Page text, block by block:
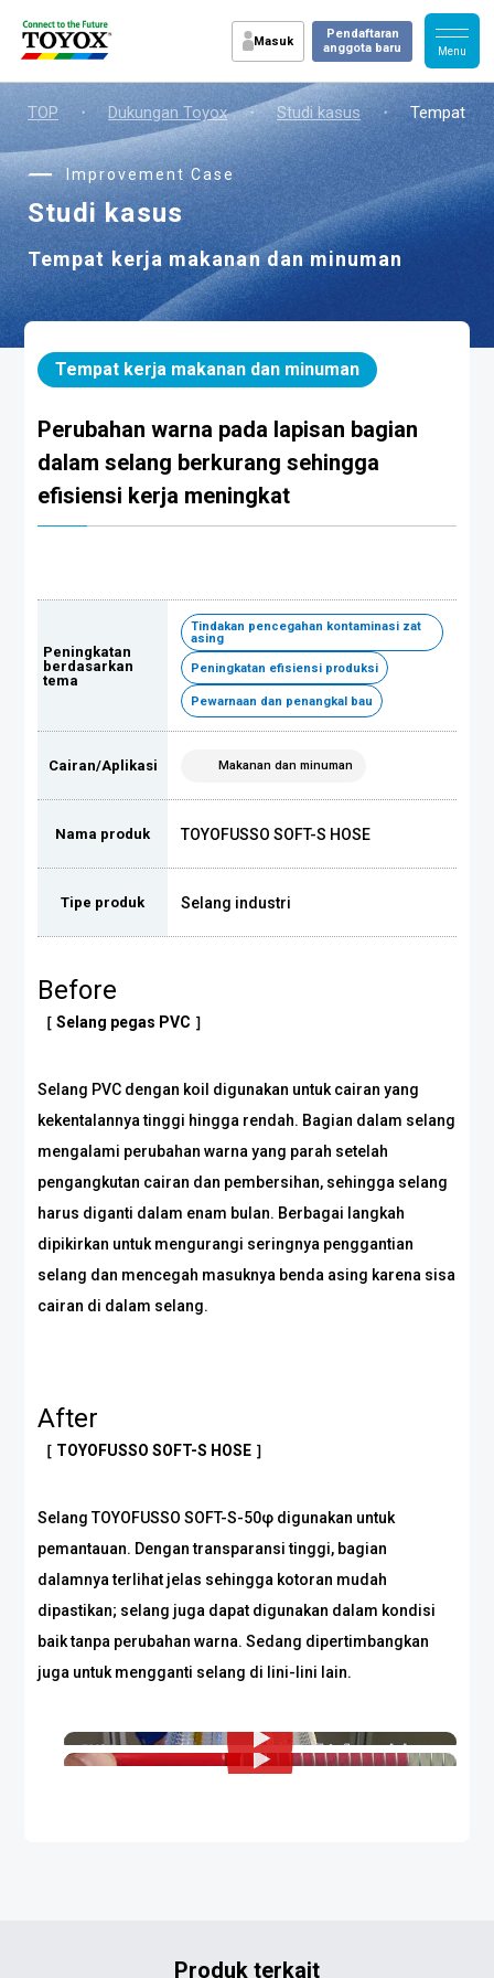
Masuk
Pendaftaran
anggota baru
TOP ・ Dukungan Toyox ・ Studi kasus ・ Tempat
Improvement Case
Studi kasus
Tempat kerja makanan dan minuman
Tempat kerja makanan dan minuman
Perubahan warna pada lapisan bagian
dalam selang berkurang sehingga
efisiensi kerja meningkat
Peningkatan
berdasarkan
tema
Tindakan pencegahan kontaminasi zat
asing
Peningkatan efisiensi produksi
Pewarnaan dan penangkal bau
Cairan/Aplikasi Makanan dan minuman
Nama produk TOYOFUSSO SOFT-S HOSE
Tipe produk Selang industri
Before
［ Selang pegas PVC ］
Selang PVC dengan koil digunakan untuk cairan yang
kekentalannya tinggi hingga rendah. Bagian dalam selang
mengalami perubahan warna yang parah setelah
pengangkutan cairan dan pembersihan, sehingga selang
harus diganti dalam enam bulan. Berbagai langkah
dipikirkan untuk mengurangi seringnya penggantian
selang dan mencegah masuknya benda asing karena sisa
cairan di dalam selang.
After
［ TOYOFUSSO SOFT-S HOSE ］
Selang TOYOFUSSO SOFT-S-50φ digunakan untuk
pemantauan. Dengan transparansi tinggi, bagian
dalamnya terlihat jelas sehingga kotoran mudah
dipastikan; selang juga dapat digunakan dalam kondisi
baik tanpa perubahan warna. Sedang dipertimbangkan
juga untuk mengganti selang di lini-lini lain.